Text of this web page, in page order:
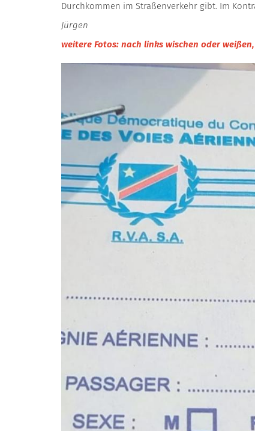
Durchkommen im Straßenverkehr gibt. Im
Jürgen
weitere Fotos: nach links wischen oder